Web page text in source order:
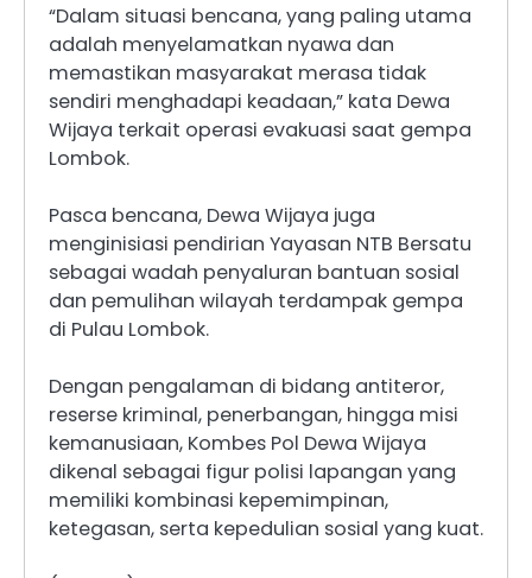
“Dalam situasi bencana, yang paling utama
adalah menyelamatkan nyawa dan
memastikan masyarakat merasa tidak
sendiri menghadapi keadaan,” kata Dewa
Wijaya terkait operasi evakuasi saat gempa
Lombok.
Pasca bencana, Dewa Wijaya juga
menginisiasi pendirian Yayasan NTB Bersatu
sebagai wadah penyaluran bantuan sosial
dan pemulihan wilayah terdampak gempa
di Pulau Lombok.
Dengan pengalaman di bidang antiteror,
reserse kriminal, penerbangan, hingga misi
kemanusiaan, Kombes Pol Dewa Wijaya
dikenal sebagai figur polisi lapangan yang
memiliki kombinasi kepemimpinan,
ketegasan, serta kepedulian sosial yang kuat.